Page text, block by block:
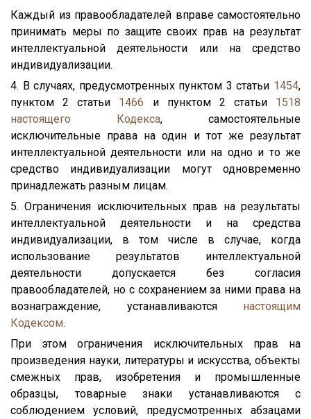
Каждый из правообладателей вправе самостоятельно
принимать меры по защите своих прав на результат
интеллектуальной деятельности или на средство
индивидуализации.
4. В случаях, предусмотренных пунктом 3 статьи 1454,
пунктом 2 статьи 1466 и пунктом 2 статьи 1518
настоящего Кодекса, самостоятельные
исключительные права на один и тот же результат
интеллектуальной деятельности или на одно и то же
средство индивидуализации могут одновременно
принадлежать разным лицам.
5. Ограничения исключительных прав на результаты
интеллектуальной деятельности и на средства
индивидуализации, в том числе в случае, когда
использование результатов интеллектуальной
деятельности допускается без согласия
правообладателей, но с сохранением за ними права на
вознаграждение, устанавливаются настоящим
Кодексом.
При этом ограничения исключительных прав на
произведения науки, литературы и искусства, объекты
смежных прав, изобретения и промышленные
образцы, товарные знаки устанавливаются с
соблюдением условий, предусмотренных абзацами